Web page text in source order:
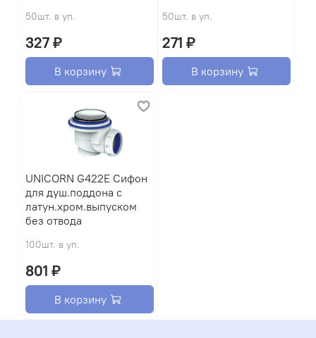
50шт. в уп.
327 ₽
В корзину
50шт. в уп.
271 ₽
В корзину
UNICORN G422Е Сифон
для душ.поддона с
латун.хром.выпуском
без отвода
100шт. в уп.
801 ₽
В корзину